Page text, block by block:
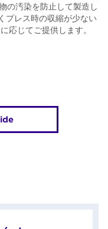
の汚染を防止して製造し
プレス時の収縮が少ない
応じてご提供します。